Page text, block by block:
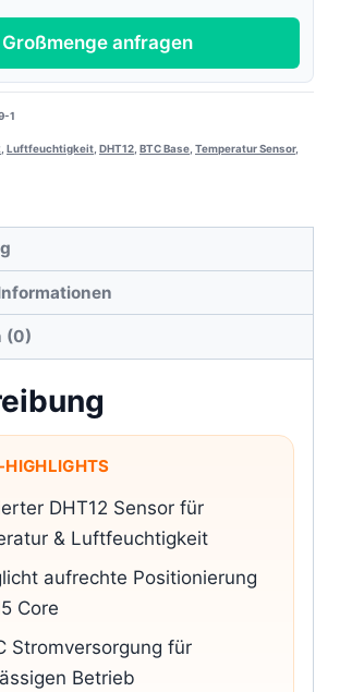
Großmenge anfragen
1
Luftfeuchtigkeit DHT12 BTC Base Temperatur Sensor,
(0)
HIGHLIGHTS
DHT12 Sensor für
& Luftfeuchtigkeit
aufrechte Positionierung
Core
Stromversorgung für
Betrieb